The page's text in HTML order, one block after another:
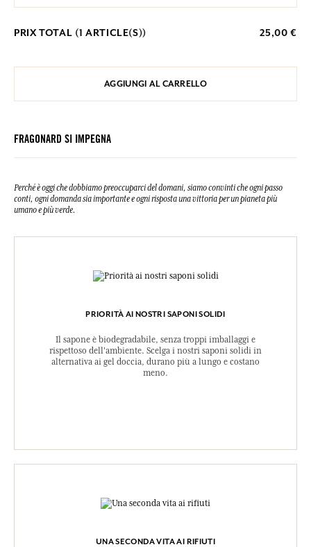
PRIX TOTAL (1 ARTICLE(S)) 25,00 €
AGGIUNGI AL CARRELLO
FRAGONARD SI IMPEGNA
Perché è oggi che dobbiamo preoccuparci del domani, siamo convinti che ogni passo
conti, ogni domanda sia importante e ogni risposta una vittoria per un pianeta più
umano e più verde.
PRIORITÀ AI NOSTRI SAPONI SOLIDI
Il sapone è biodegradabile, senza troppi imballaggi e
rispettoso dell'ambiente. Scelga i nostri saponi solidi in
alternativa ai gel doccia, durano più a lungo e costano
meno.
UNA SECONDA VITA AI RIFIUTI